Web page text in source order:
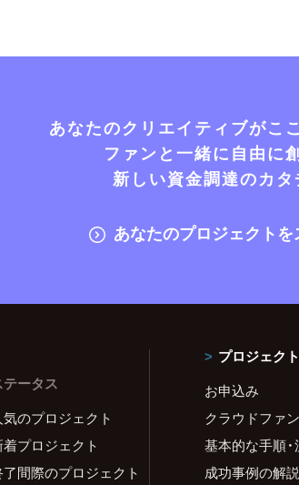
あなたのクリエイティブがこ
ファンと一緒に自由に
新しい資金調達のカタ
あなたのプロジェクト
テータス
気のプロジェクト
着プロジェクト
間際のプロジェクト
プロジェク
お申込み
クラウドファ
基本的な手順
成功事例の解説